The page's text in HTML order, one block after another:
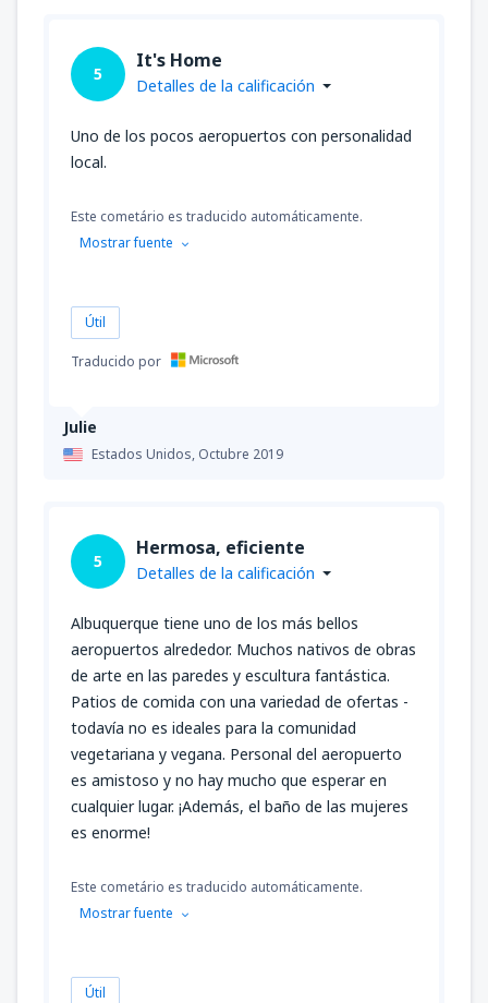
Julie
Estados Unidos, Octubre 2019
5
It's Home
Detalles de la calificación
Uno de los pocos aeropuertos con personalidad
local.
Este cometário es traducido automáticamente.
Mostrar fuente
Útil
Traducido por
5
Hermosa, eficiente
Detalles de la calificación
Albuquerque tiene uno de los más bellos
aeropuertos alrededor. Muchos nativos de obras
de arte en las paredes y escultura fantástica.
Patios de comida con una variedad de ofertas -
todavía no es ideales para la comunidad
vegetariana y vegana. Personal del aeropuerto
es amistoso y no hay mucho que esperar en
cualquier lugar. ¡Además, el baño de las mujeres
es enorme!
Este cometário es traducido automáticamente.
Mostrar fuente
Útil